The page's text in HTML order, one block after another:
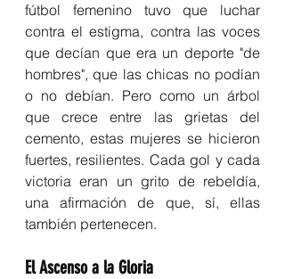
fútbol femenino tuvo que luchar
contra el estigma, contra las voces
que decían que era un deporte "de
hombres", que las chicas no podían
o no debían. Pero como un árbol
que crece entre las grietas del
cemento, estas mujeres se hicieron
fuertes, resilientes. Cada gol y cada
victoria eran un grito de rebeldía,
una afirmación de que, sí, ellas
también pertenecen.
El Ascenso a la Gloria